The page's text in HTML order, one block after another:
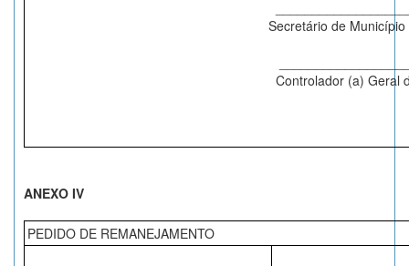
Secretário de
Controlador (a) Geral
ANEXO IV
PEDIDO DE REMANEJAMENTO